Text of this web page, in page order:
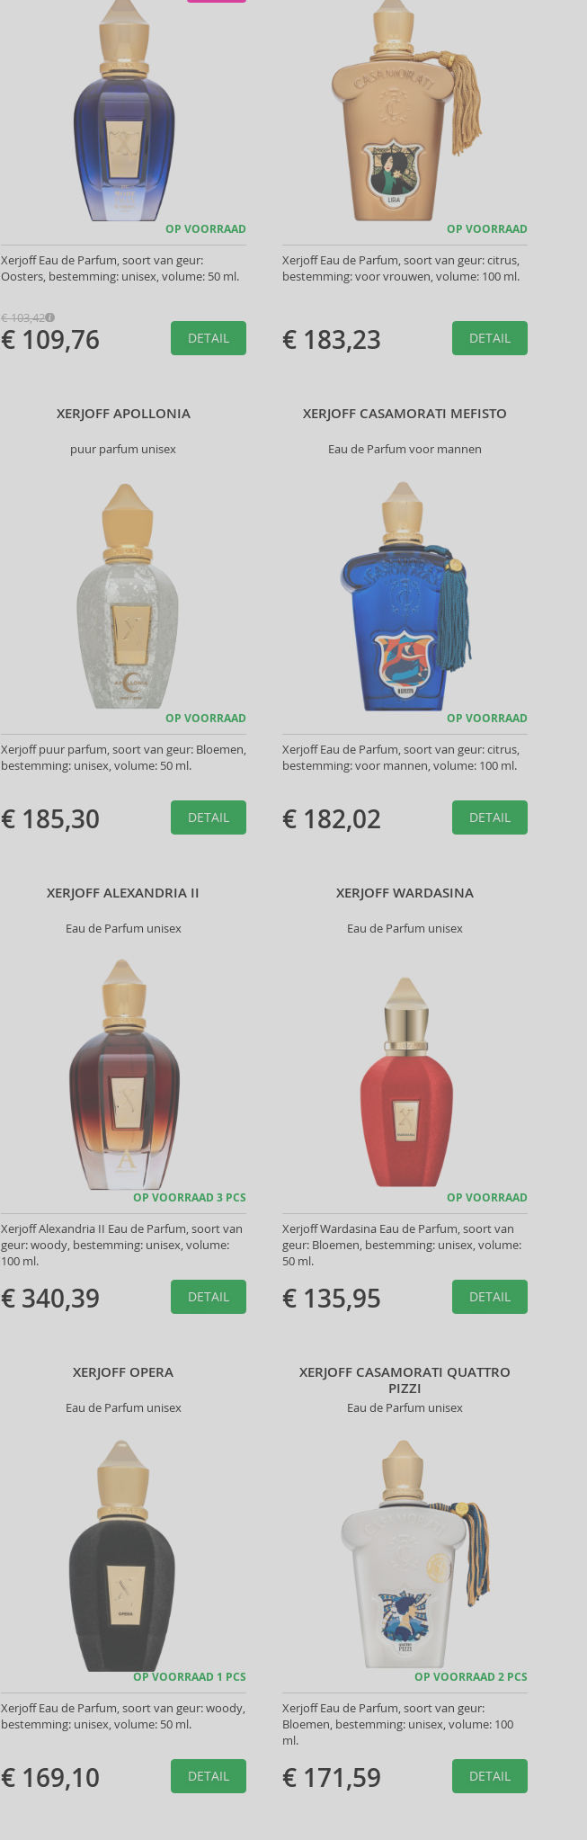
OP VOORRAAD
Xerjoff Eau de Parfum, soort van geur:
Oosters, bestemming: unisex, volume: 50 ml.
€ 103,42
€ 109,76 DETAIL
OP VOORRAAD
Xerjoff Eau de Parfum, soort van geur: citrus,
bestemming: voor vrouwen, volume: 100 ml.
€ 183,23 DETAIL
XERJOFF APOLLONIA
puur parfum unisex
OP VOORRAAD
Xerjoff puur parfum, soort van geur: Bloemen,
bestemming: unisex, volume: 50 ml.
€ 185,30 DETAIL
XERJOFF CASAMORATI MEFISTO
Eau de Parfum voor mannen
OP VOORRAAD
Xerjoff Eau de Parfum, soort van geur: citrus,
bestemming: voor mannen, volume: 100 ml.
€ 182,02 DETAIL
XERJOFF ALEXANDRIA II
Eau de Parfum unisex
OP VOORRAAD 3 PCS
Xerjoff Alexandria II Eau de Parfum, soort van
geur: woody, bestemming: unisex, volume:
100 ml.
€ 340,39 DETAIL
XERJOFF WARDASINA
Eau de Parfum unisex
OP VOORRAAD
Xerjoff Wardasina Eau de Parfum, soort van
geur: Bloemen, bestemming: unisex, volume:
50 ml.
€ 135,95 DETAIL
XERJOFF OPERA
Eau de Parfum unisex
OP VOORRAAD 1 PCS
Xerjoff Eau de Parfum, soort van geur: woody,
bestemming: unisex, volume: 50 ml.
€ 169,10 DETAIL
XERJOFF CASAMORATI QUATTRO
PIZZI
Eau de Parfum unisex
OP VOORRAAD 2 PCS
Xerjoff Eau de Parfum, soort van geur:
Bloemen, bestemming: unisex, volume: 100
ml.
€ 171,59 DETAIL